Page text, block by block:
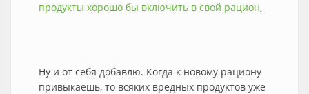
продукты хорошо бы включить в свой рацион,
Ну и от себя добавлю. Когда к новому рациону
привыкаешь, то всяких вредных продуктов уже